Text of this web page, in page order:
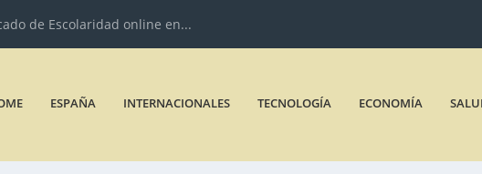
de Escolaridad online en...
ESPAÑA INTERNACIONALES TECNOLOGÍA ECONOMÍA